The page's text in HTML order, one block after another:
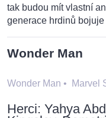
tak budou mít vlastní
generace hrdinů
Wonder Man
Wonder Man • Marvel
Herci: Yahya